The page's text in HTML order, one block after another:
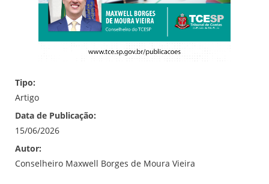
Tipo:
Artigo
Data de Publicação:
15/06/2026
Autor:
Conselheiro Maxwell Borges de Moura Vieira